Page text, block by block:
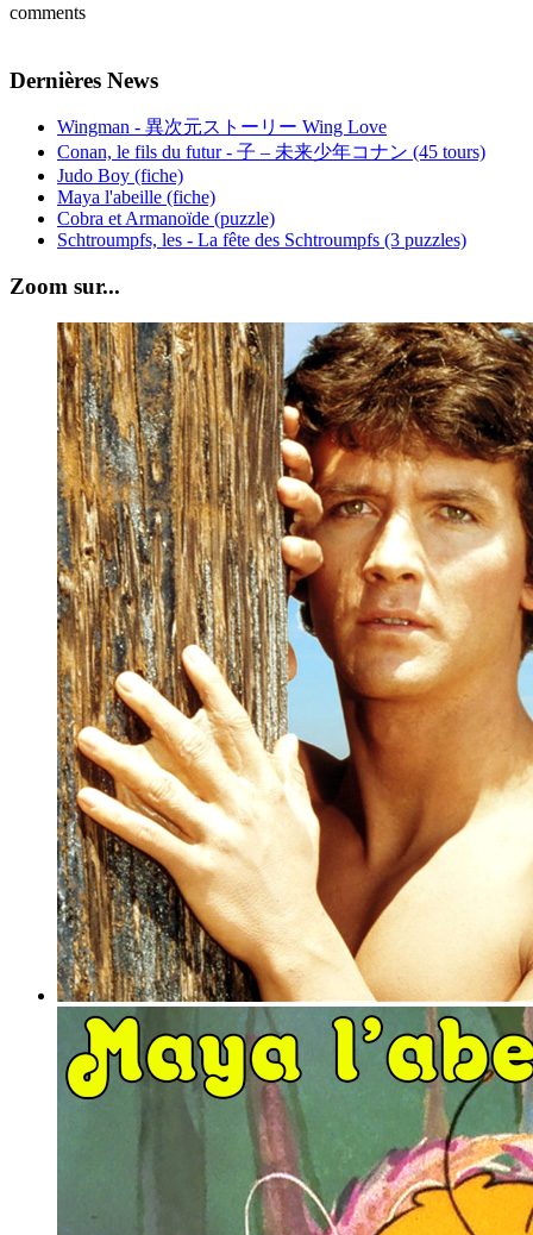
comments
Dernières News
Wingman - 異次元ストーリー Wing Love
Conan, le fils du futur - 子 – 未来少年コナン (45 tours)
Judo Boy (fiche)
Maya l'abeille (fiche)
Cobra et Armanoïde (puzzle)
Schtroumpfs, les - La fête des Schtroumpfs (3 puzzles)
Zoom sur...